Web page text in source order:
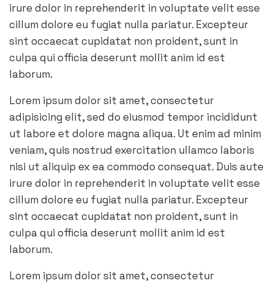
irure dolor in reprehenderit in voluptate velit esse
cillum dolore eu fugiat nulla pariatur. Excepteur
sint occaecat cupidatat non proident, sunt in
culpa qui officia deserunt mollit anim id est
laborum.
Lorem ipsum dolor sit amet, consectetur
adipisicing elit, sed do eiusmod tempor incididunt
ut labore et dolore magna aliqua. Ut enim ad minim
veniam, quis nostrud exercitation ullamco laboris
nisi ut aliquip ex ea commodo consequat. Duis aute
irure dolor in reprehenderit in voluptate velit esse
cillum dolore eu fugiat nulla pariatur. Excepteur
sint occaecat cupidatat non proident, sunt in
culpa qui officia deserunt mollit anim id est
laborum.
Lorem ipsum dolor sit amet, consectetur